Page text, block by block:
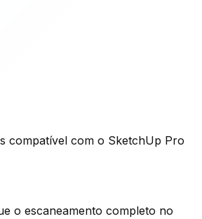
compatível com o SketchUp Pro
o escaneamento completo no